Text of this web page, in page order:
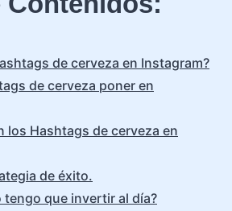
de cerveza en Instagram?
de cerveza poner en
los Hashtags de cerveza en
de éxito.
tengo que invertir al día?